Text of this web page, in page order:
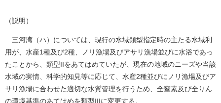
（説明）
三河湾（ハ）については、現行の水域類型指定時の主たる水域利
用が、水産1種及び2種、ノリ漁場及びアサリ漁場並びに水浴であっ
たことから、類型IIをあてはめていたが、現在の地域のニーズや当該
水域の実情、科学的知見等に応じて、水産2種並びにノリ漁場及びア
サリ漁場に合わせた適切な水質管理を行うため、全窒素及び全りん
の環境基準のあてはめを類型IIIに変更する。